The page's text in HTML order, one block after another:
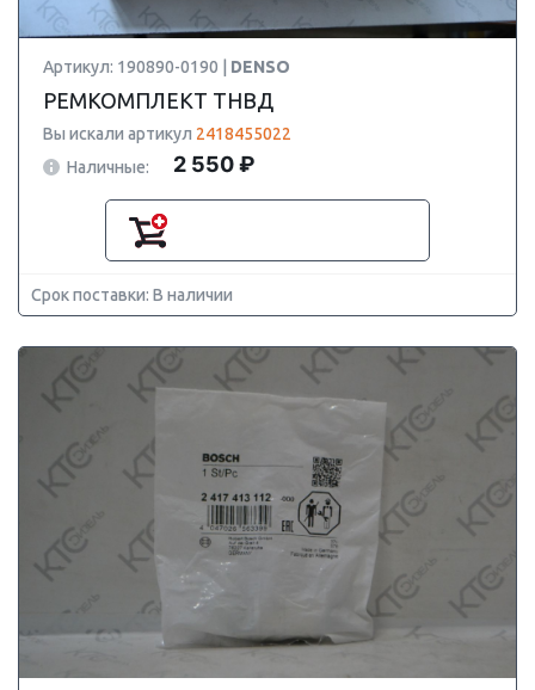
Артикул: 190890-0190 | DENSO
РЕМКОМПЛЕКТ ТНВД
Вы искали артикул 2418455022
Наличные:
2 550 ₽
Срок поставки: В наличии